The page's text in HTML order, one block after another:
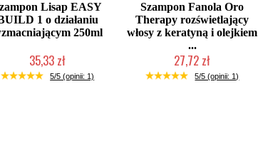
Lisap EASY
1 o działaniu
250ml
35,33 zł
Produkt wycofany
5/5 (opinii: 1)
Szampon Fanola Oro
Therapy rozświetlający
włosy z keratyną i olejkiem
...
27,72 zł
Chwilowo niedostępny
5/5 (opinii: 1)